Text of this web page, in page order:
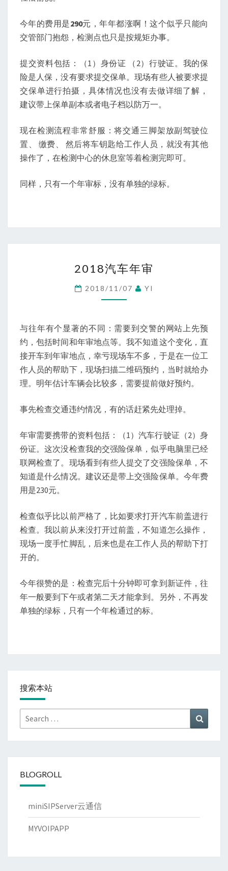
今年的费用是290元，年年都涨啊！这个似乎只能向
交管部门抱怨，检测点也只是按规矩办事。
提交资料包括：（1）身份证 （2）行驶证。我的保
险是人保，没有要求提交保单。现场有些人被要求提
交保单进行拍摄，具体情况也没有去做详细了解，
建议带上保单副本或者电子档以防万一。
现在检测流程非常舒服：将交通三脚架放副驾驶位
置、 缴费、 然后将车钥匙给工作人员，就没有其他
操作了，在检测中心的休息室等着检测完即可。
同样，只有一个年审标，没有单独的绿标。
汽
车
年
2018汽车年审
2018/11/07 YI
与往年有个显著的不同：需要到交警的网站上先预
约，包括时间和年审地点等。我不知道这个变化，直
接开车到年审地点，幸亏现场车不多，于是在一位工
作人员的帮助下，现场扫描二维码预约，当时就给办
理。明年估计车辆会比较多，需要提前做好预约。
事先检查交通违约情况，有的话赶紧先处理掉。
年审需要携带的资料包括：（1）汽车行驶证（2）身
份证。这次没检查我的交强险保单，似乎电脑里已经
联网检查了。现场看到有些人提交了交强险保单，不
知道是什么情况。建议还是带上交强险保单。今年费
用是230元。
检查似乎比以前严格了，比如要求打开汽车前盖进行
检查。我以前从来没打开过前盖，不知道怎么操作，
现场一度手忙脚乱，后来也是在工作人员的帮助下打
开的。
今年很赞的是：检查完后十分钟即可拿到新证件，往
年一般要到下午或者第二天才能拿到。另外，不再发
单独的绿标，只有一个年检通过的标。
搜索本站
Search
for:
BLOGROLL
miniSIPServer云通信
MYVOIPAPP